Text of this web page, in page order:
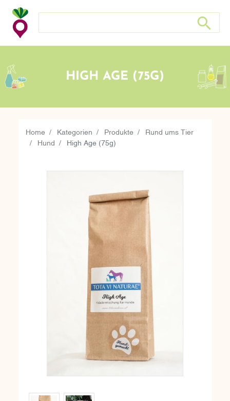
Suche nach: Zum Beispiel Wein, Fleisch, Keramik, Holz,
Suche
HIGH AGE (75G)
Home Kategorien Produkte Rund ums Tier
Hund High Age (75g)